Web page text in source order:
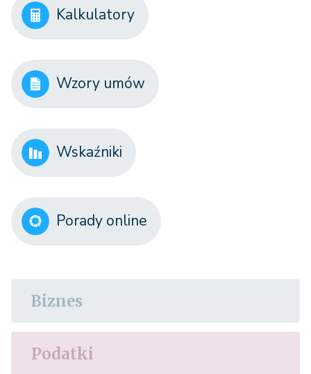
Kalkulatory
Wzory umów
Wskaźniki
Porady online
Biznes
Podatki